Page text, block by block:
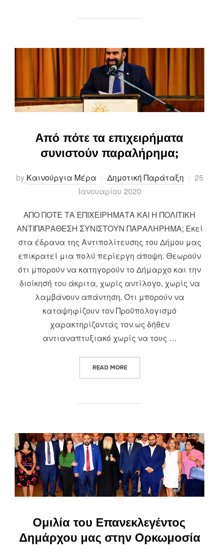
Από πότε τα επιχειρήματα
συνιστούν παραλήρημα;
by Καινούργια Μέρα Δημοτική Παράταξη
Posted
25
Ιανουαρίου 2020
ΑΠΟ ΠΟΤΕ ΤΑ ΕΠΙΧΕΙΡΗΜΑΤΑ ΚΑΙ Η ΠΟΛΙΤΙΚΗ
ΑΝΤΙΠΑΡΑΘΕΣΗ ΣΥΝΙΣΤΟΥΝ ΠΑΡΑΛΗΡΗΜΑ; Εκεί
στα έδρανα της Αντιπολίτευσης του Δήμου μας
επικρατεί μια πολύ περίεργη άποψη. Θεωρούν
ότι μπορούν να κατηγορούν το Δήμαρχο και την
διοίκησή του άκριτα, χωρίς αντίλογο, χωρίς να
λαμβάνουν απάντηση. Ότι μπορούν να
καταψηφίζουν τον Προϋπολογισμό
χαρακτηρίζοντάς τον ως δήθεν
αντιαναπτυξιακό χωρίς να τους …
READ MORE“ΑΠΟ ΠΟΤΕ ΤΑ ΕΠΙΧΕΙΡΗΜΑΤΑ
Ομιλία του Επανεκλεγέντος
Δημάρχου μας στην Ορκωμοσία